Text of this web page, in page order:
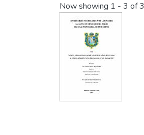
Now showing 1 - 3 of 3